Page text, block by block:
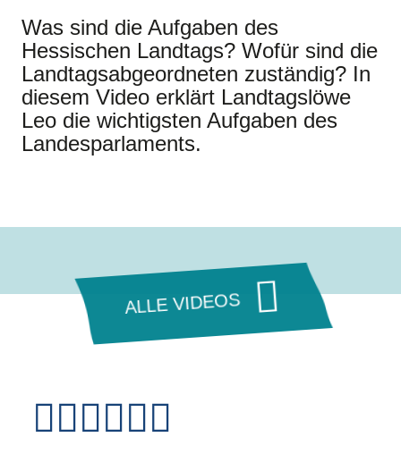
Was sind die Aufgaben des
Hessischen Landtags? Wofür sind die
Landtagsabgeordneten zuständig? In
diesem Video erklärt Landtagslöwe
Leo die wichtigsten Aufgaben des
Landesparlaments.
ALLE VIDEOS